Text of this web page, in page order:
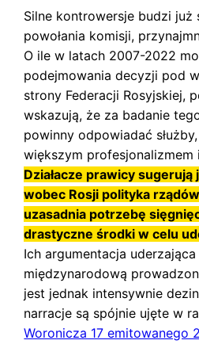
Silne kontrowersje budzi już
powołania komisji,
O ile w latach 2007-2022
podejmowania decyzji pod
strony Federacji Rosyjskiej,
wskazują, że za badanie
powinny odpowiadać
większym profesjonalizmem
Działacze prawicy sugerują
wobec Rosji polityka
uzasadnia potrzebę
drastyczne środki w celu
Ich argumentacja
międzynarodową
jest jednak intensywnie
narracje są spójnie ujęte w
Woronicza 17 emitowanego